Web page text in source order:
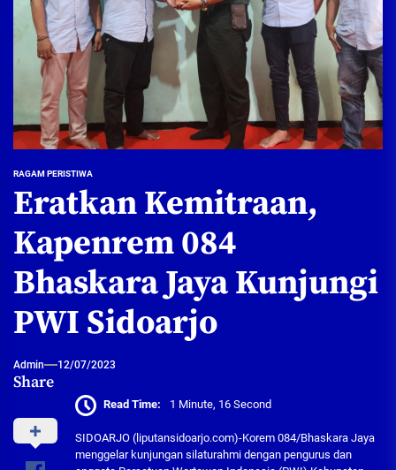
RAGAM PERISTIWA
Eratkan Kemitraan,
Kapenrem 084
Bhaskara Jaya Kunjungi
PWI Sidoarjo
Admin 12/07/2023
Share
Read Time: 1 Minute, 16 Second
SIDOARJO (liputansidoarjo.com)-Korem 084/Bhaskara Jaya
menggelar kunjungan silaturahmi dengan pengurus dan